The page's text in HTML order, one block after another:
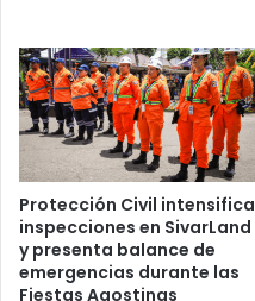
Protección Civil intensifica
inspecciones en SivarLand
y presenta balance de
emergencias durante las
Fiestas Agostinas